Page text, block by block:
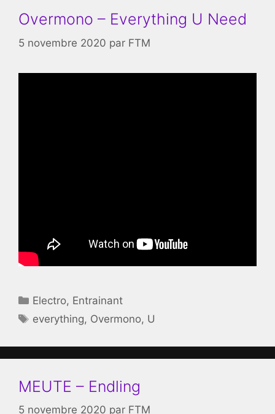
Overmono – Everything U Need
5 novembre 2020 par FTM
Catégories
Electro, Entrainant
Étiquettes
everything, Overmono, U
MEUTE – Endling
5 novembre 2020 par FTM